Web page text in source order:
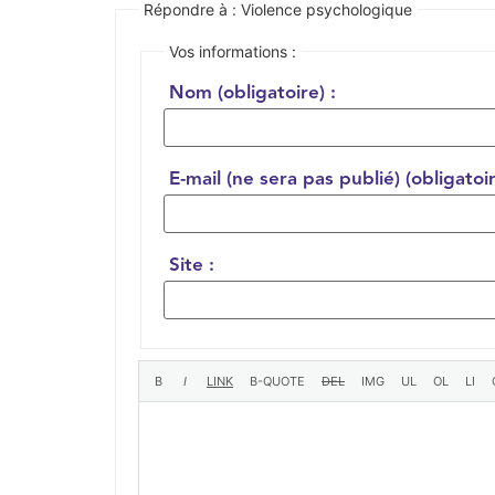
Répondre à : Violence psychologique
Vos informations :
Nom (obligatoire) :
E-mail (ne sera pas publié)
Site :